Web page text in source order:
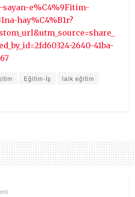
e%C4%9Fitim-
hay%C4%B1r?
2640-41ba-
Eğitim-İş laik eğitim